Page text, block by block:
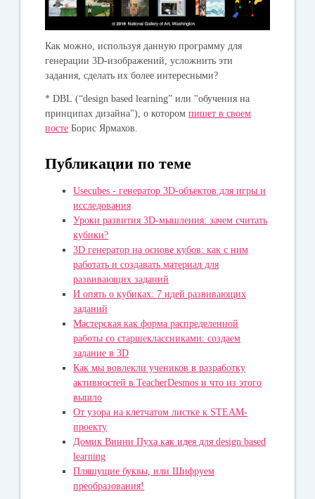
Как можно, используя данную программу для
генерации 3D-изображений, усложнить эти
задания, сделать их более интересными?
* DBL (“design based learning” или "обучения на
принципах дизайна"), о которомпишет в своем
посте Борис Ярмахов.
Публикации по теме
Usecubes - генератор 3D-объектов для игры и
исследования
Уроки развития 3D-мышления: зачем считать
кубики?
3D генератор на основе кубов: как с ним
работать и создавать материал для
развивающих заданий
И опять о кубиках: 7 идей развивающих
заданий
Мастерская как форма распределенной
работы со старшеклассниками: создаем
задание в 3D
Как мы вовлекли учеников в разработку
активностей в TeacherDesmos и что из этого
вышло
От узора на клетчатом листке к STEAM-
проекту
Домик Винни Пуха как идея для design based
learning
Пляшущие буквы, или Шифруем
преобразования!